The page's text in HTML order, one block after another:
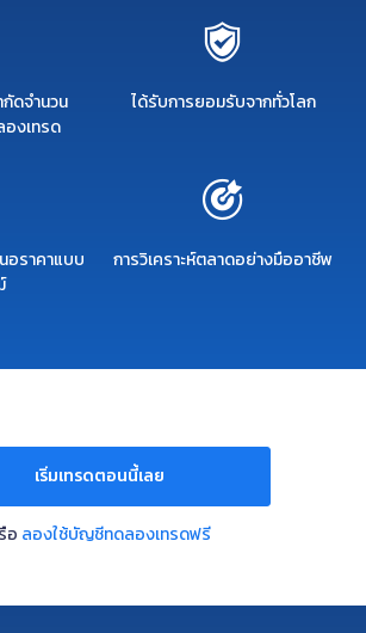
กัดจำนวน
งเทรด
ได้รับการยอมรับจากทั่วโลก
อราคาแบบ
การวิเคราะห์ตลาดอย่างมืออาชีพ
เริ่มเทรดตอนนี้เลย
อ ลองใช้บัญชีทดลองเทรดฟรี